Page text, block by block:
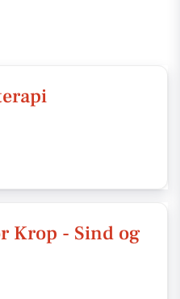
Krop - Sind og